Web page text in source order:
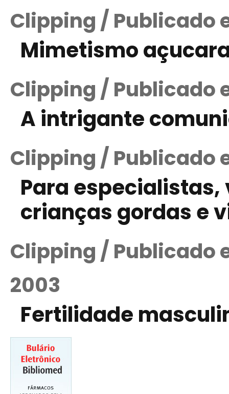
Clipping / Publicado
Mimetismo
Clipping / Publicado
A intrigante
Clipping / Publicado
Para
crianças gordas e
Clipping / Publicado
2003
Fertilidade